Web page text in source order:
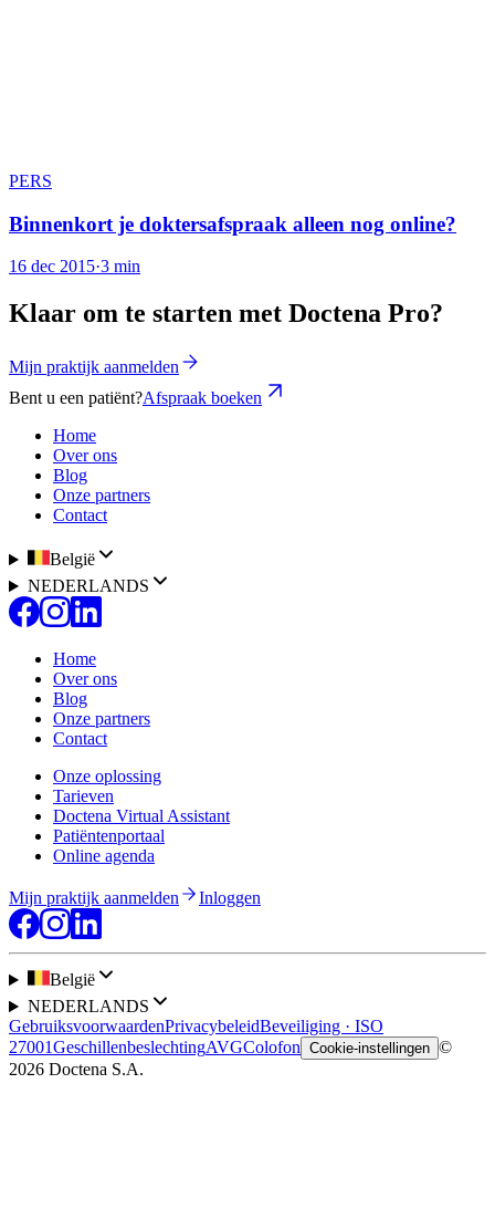
PERS
Binnenkort je doktersafspraak alleen nog online?
16 dec 2015·3 min
Klaar om te starten met Doctena Pro?
Mijn praktijk aanmelden
Bent u een patiënt?Afspraak boeken
Home
Over ons
Blog
Onze partners
Contact
België
NEDERLANDS
Home
Over ons
Blog
Onze partners
Contact
Onze oplossing
Tarieven
Doctena Virtual Assistant
Patiëntenportaal
Online agenda
Mijn praktijk aanmelden Inloggen
België
NEDERLANDS
GebruiksvoorwaardenPrivacybeleidBeveiliging · ISO
27001GeschillenbeslechtingAVGColofon Cookie-instellingen ©
2026 Doctena S.A.